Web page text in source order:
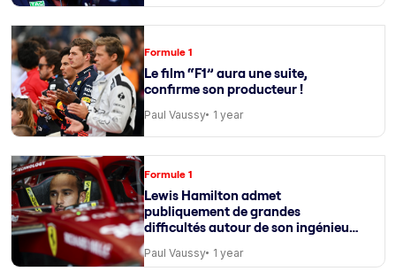
Formule 1
Le film “F1” aura une suite,
confirme son producteur !
Paul Vaussy 1 year
Formule 1
Lewis Hamilton admet
publiquement de grandes
difficultés autour de son ingénieur
Paul Vaussy 1 year